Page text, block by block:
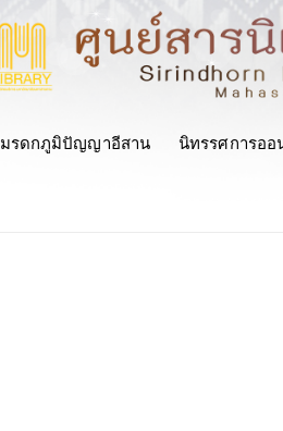
มรดกภูมิปัญญาอีสาน นิทรรศการออ